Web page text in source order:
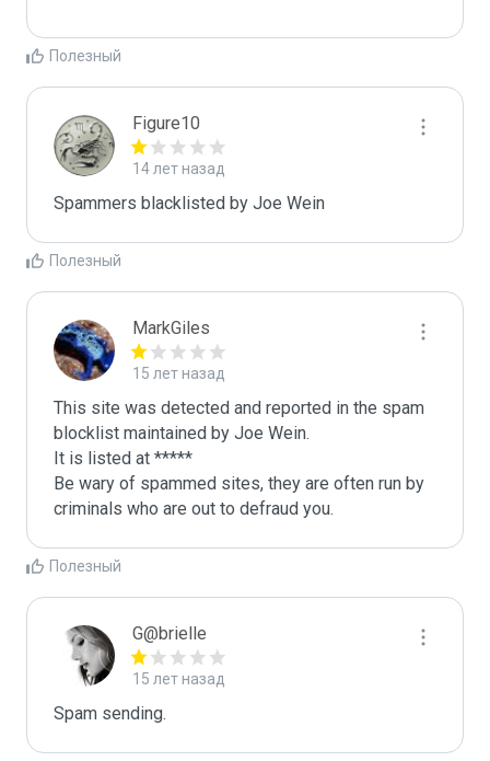
Полезный
Figure10
14 лет назад
Spammers blacklisted by Joe Wein
Полезный
MarkGiles
15 лет назад
This site was detected and reported in the spam
blocklist maintained by Joe Wein.
It is listed at *****
Be wary of spammed sites, they are often run by
criminals who are out to defraud you.
Полезный
G@brielle
15 лет назад
Spam sending.